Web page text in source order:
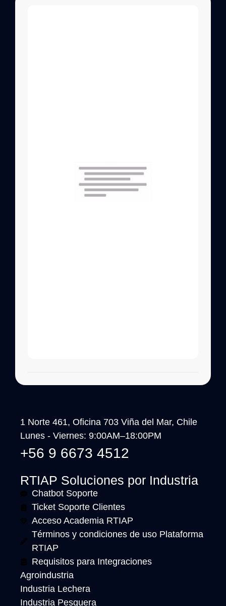
1 Norte 461, Oficina 703 Viña del Mar, Chile
Lunes - Viernes: 9:00AM–18:00PM
+56 9 6673 4512
RTIAP Soluciones por Industria
Chatbot Soporte
Ticket Soporte Clientes
Acceso Academia RTIAP
Términos y condiciones de uso Plataforma
RTIAP
Requisitos para Integraciones
Agroindustria
Industria Lechera
Industria Pesquera